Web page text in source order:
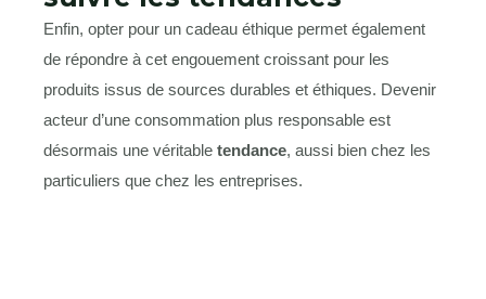
Enfin, opter pour un cadeau éthique permet également
de répondre à cet engouement croissant pour les
produits issus de sources durables et éthiques. Devenir
acteur d’une consommation plus responsable est
désormais une véritable tendance, aussi bien chez les
particuliers que chez les entreprises.